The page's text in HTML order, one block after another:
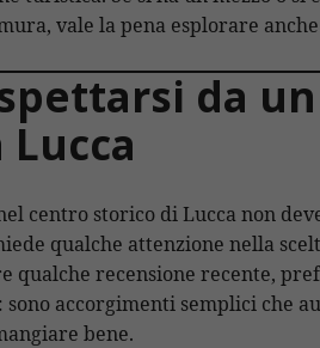
vale la pena esplorare
da
Lucca
centro storico di Lucca non
qualche attenzione nella
qualche recensione recente,
sono accorgimenti semplici che
bene.